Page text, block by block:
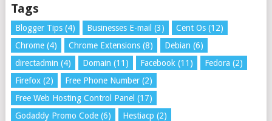
Tags
Blogger Tips(4) Businesses E-mail (3) Cent Os(12)
Chrome(4) Chrome Extensions(8) Debian (6)
directadmin (4) Domain (11) Facebook (11) Fedora (2)
Firefox(2) Free Phone Number(2)
Free Web Hosting Control Panel (17)
Godaddy Promo Code(6) Hestiacp (2)